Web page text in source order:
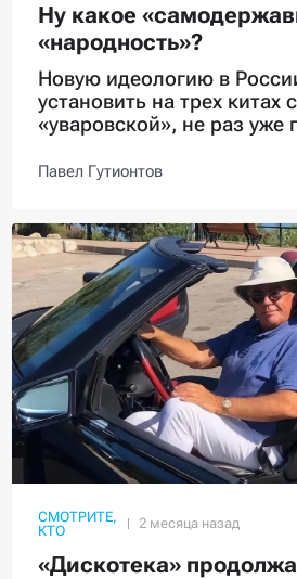
Ну какое
«народность»?
Новую идеологию в
установить на трех китах
«уваровской», не раз уже
Павел Гутионтов
СМОТРИТЕ,
КТО
«Дискотека»